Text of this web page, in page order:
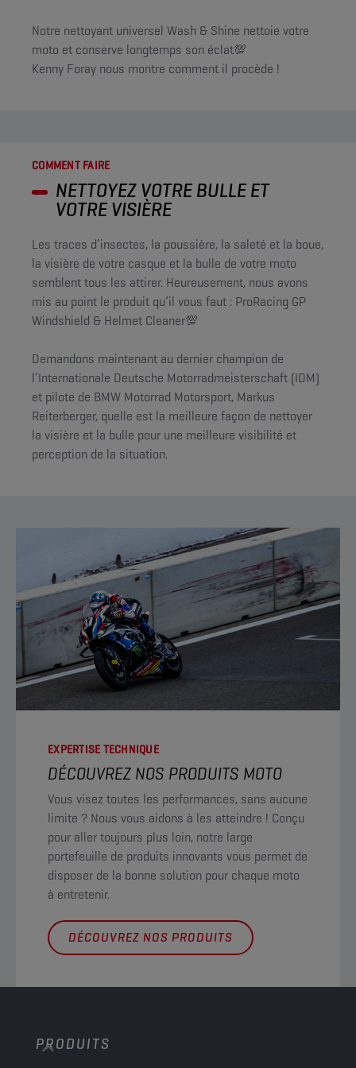
Notre nettoyant universel Wash & Shine nettoie votre
moto et conserve longtemps son éclat💯
Kenny Foray nous montre comment il procède !
COMMENT FAIRE
NETTOYEZ VOTRE BULLE ET
VOTRE VISIÈRE
Les traces d’insectes, la poussière, la saleté et la boue,
la visière de votre casque et la bulle de votre moto
semblent tous les attirer. Heureusement, nous avons
mis au point le produit qu’il vous faut : ProRacing GP
Windshield & Helmet Cleaner💯
Demandons maintenant au dernier champion de
l’Internationale Deutsche Motorradmeisterschaft (IDM)
et pilote de BMW Motorrad Motorsport, Markus
Reiterberger, quelle est la meilleure façon de nettoyer
la visière et la bulle pour une meilleure visibilité et
perception de la situation.
EXPERTISE TECHNIQUE
DÉCOUVREZ NOS PRODUITS MOTO
Vous visez toutes les performances, sans aucune
limite ? Nous vous aidons à les atteindre ! Conçu
pour aller toujours plus loin, notre large
portefeuille de produits innovants vous permet de
disposer de la bonne solution pour chaque moto
à entretenir.
DÉCOUVREZ NOS PRODUITS
PRODUITS